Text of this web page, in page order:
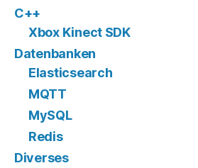
C++
Xbox Kinect SDK
Datenbanken
Elasticsearch
MQTT
MySQL
Redis
Diverses